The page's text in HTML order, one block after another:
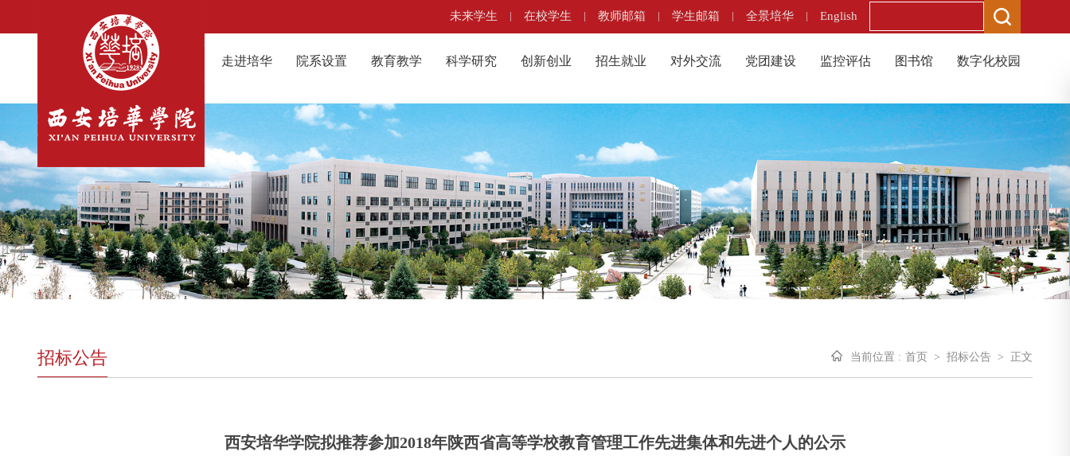
未来学生 | 在校学生 | 教师邮箱 | 学生邮箱 | 全景培华 | English
走进培华 院系设置 教育教学 科学研究 创新创业 招生就业 对外交流 党团建设 监控评估 图书馆 数字化校园
招标公告 当前位置 : 首页 > 招标公告 > 正文
西安培华学院拟推荐参加2018年陕西省高等学校教育管理工作先进集体和先进个人的公示